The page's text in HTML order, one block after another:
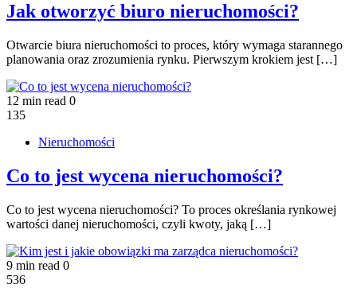
Jak otworzyć biuro nieruchomości?
Otwarcie biura nieruchomości to proces, który wymaga starannego
planowania oraz zrozumienia rynku. Pierwszym krokiem jest […]
12 min read 0
135
Nieruchomości
Co to jest wycena nieruchomości?
Co to jest wycena nieruchomości? To proces określania rynkowej
wartości danej nieruchomości, czyli kwoty, jaką […]
9 min read 0
536